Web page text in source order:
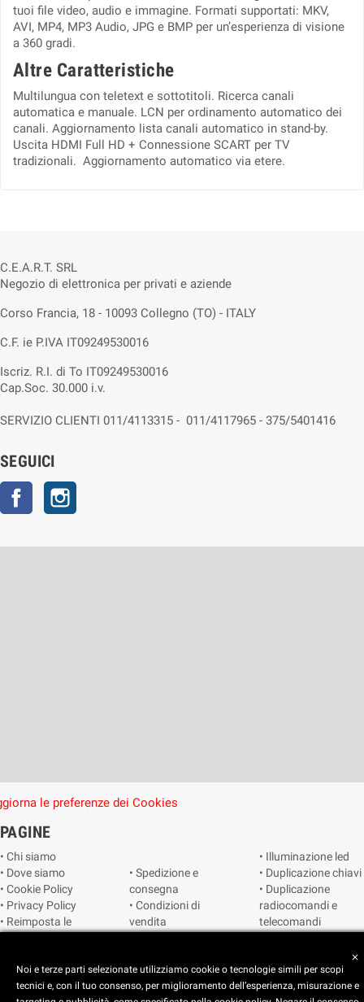
tuoi file video, audio e immagine. Formati supportati: MKV,
AVI, MP4, MP3 Audio, JPG e BMP per un’esperienza di visione
a 360 gradi.
Altre Caratteristiche
Multilungua con teletext e sottotitoli. Ricerca canali
automatica e manuale. LCN per ordinamento automatico dei
canali. Aggiornamento lista canali automatico in stand-by.
Uscita HDMI Full HD + Connessione SCART per TV
tradizionali. Aggiornamento automatico via etere.
C.E.A.R.T. SRL
Negozio di elettronica per privati e aziende
Corso Francia, 18 - 10093 Collegno (TO) - ITALY
C.F. ie P.IVA IT09249530016
Iscriz. R.I. di To IT09249530016
Cap.Soc. 30.000 i.v.
SERVIZIO CLIENTI 011/4113315 - 011/4117965 - 375/5401416
SEGUICI
Facebook
le preferenze dei Cookies
PAGINE
• Chi siamo
• Dove siamo
• Cookie Policy
• Privacy Policy
• Reimposta le
• Spedizione e
consegna
• Condizioni di
vendita
• Illuminazione led
• Duplicazione chiavi
• Duplicazione
radiocomandi e
telecomandi
• Video sorveglianza
Copyright © 2025 CEART | Negozio di elettronica Torino
close
Noi e terze parti selezionate utilizziamo cookie o tecnologie simili per scopi
tecnici e, con il tuo consenso, per miglioramento dell’esperienza, misurazione e